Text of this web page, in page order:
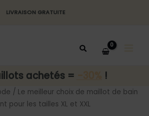
LIVRAISON GRATUITE
achetés = !
/ Le meilleur choix de maillot de bain
pour les tailles XL et XXL